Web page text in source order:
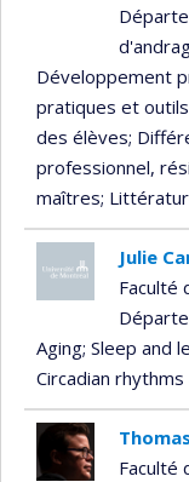
Développement
pratiques et
des élèves;
professionnel,
maîtres;
Julie
Faculté
Aging; Sleep and
Circadian
Faculté